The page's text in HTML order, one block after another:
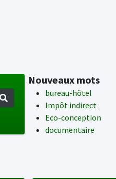
Nouveaux mots
bureau-hôtel
Impôt indirect
Eco-conception
documentaire